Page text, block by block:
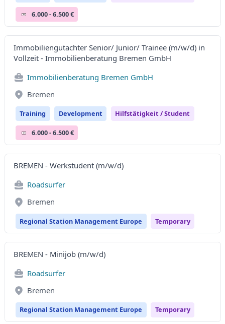
6.000 - 6.500 €
Immobiliengutachter Senior/ Junior/ Trainee (m/w/d) in
Vollzeit - Immobilienberatung Bremen GmbH
Immobilienberatung Bremen GmbH
Bremen
Training Development Hilfstätigkeit / Student
6.000 - 6.500 €
BREMEN - Werkstudent (m/w/d)
Roadsurfer
Bremen
Regional Station Management Europe Temporary
BREMEN - Minijob (m/w/d)
Roadsurfer
Bremen
Regional Station Management Europe Temporary